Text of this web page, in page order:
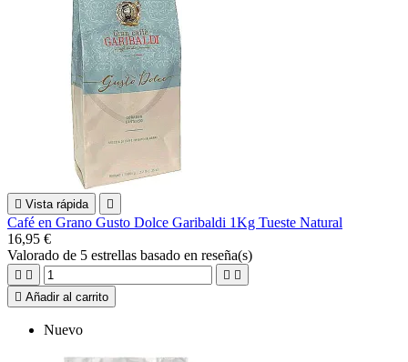
 Vista rápida 
Café en Grano Gusto Dolce Garibaldi 1Kg Tueste Natural
16,95 €
Valorado de 5 estrellas basado en reseña(s)
   
 Añadir al carrito
Nuevo